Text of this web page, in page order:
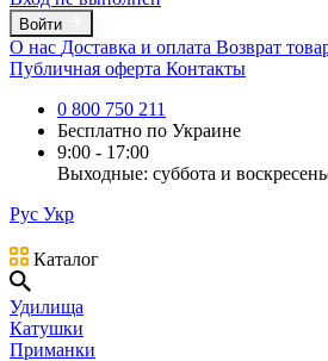
Войти
О нас Доставка и оплата Возврат
Публичная оферта Контакты
0 800 750 211
Бесплатно по Украине
9:00 - 17:00
Выходные: суббота и
Рус Укр
Каталог
Удилища
Катушки
Приманки